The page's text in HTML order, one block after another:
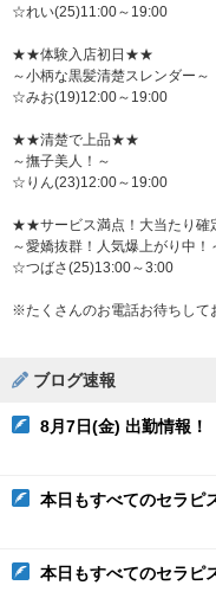
☆れい(25)11:00～19:00
★★体験入店初日★★
～小柄な黒髪清楚スレンダー～
☆みお(19)12:00～19:00
★★清楚で上品★★
～撫子美人！～
☆りん(23)12:00～19:00
★★サービス満点！大当たり
～愛嬌抜群！人気爆上がり中！
☆つばさ(25)13:00～3:00
※たくさんのお電話お待ちして
ブログ速報
8月7日(金) 出勤情報！
本日もすべてのセラピスト完売
本日もすべてのセラピスト完売